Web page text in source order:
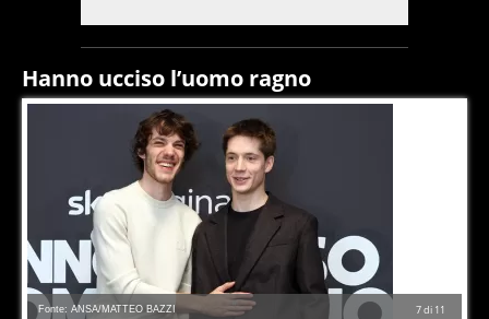
Hanno ucciso l’uomo ragno
7di 11
Fonte: ANSA/MATTEO BAZZI